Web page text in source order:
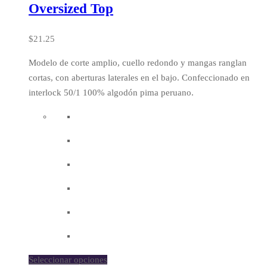
Oversized Top
$21.25
Modelo de corte amplio, cuello redondo y mangas ranglan
cortas, con aberturas laterales en el bajo. Confeccionado en
interlock 50/1 100% algodón pima peruano.
Seleccionar opciones